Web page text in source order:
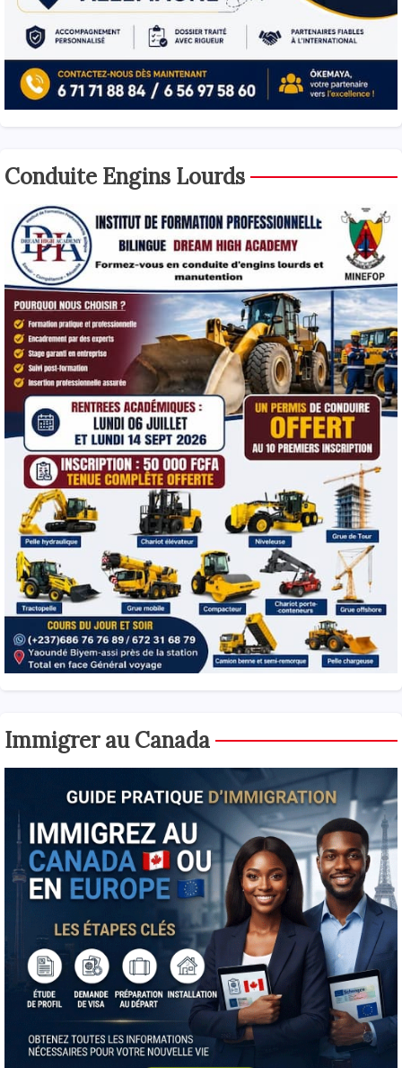
Conduite Engins Lourds
Immigrer au Canada